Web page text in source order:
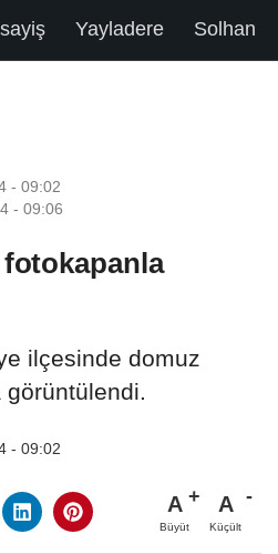
Yayladere Solhan
- 09:02
- 09:06
ilçesinde domuz
- 09:02
A
Büyüt
A
Küçült